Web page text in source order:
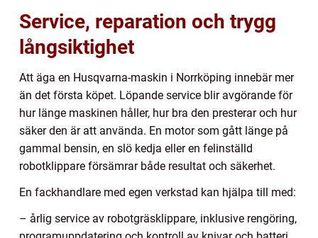
Service, reparation och trygg
långsiktighet
Att äga en Husqvarna-maskin i Norrköping innebär mer
än det första köpet. Löpande service blir avgörande för
hur länge maskinen håller, hur bra den presterar och hur
säker den är att använda. En motor som gått länge på
gammal bensin, en slö kedja eller en felinställd
robotklippare försämrar både resultat och säkerhet.
En fackhandlare med egen verkstad kan hjälpa till med:
– årlig service av robotgräsklippare, inklusive rengöring,